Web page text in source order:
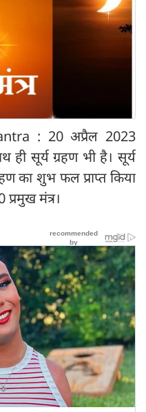
: 20 अप्रैल 2023
ही सूर्य ग्रहण भी है। सूर्य
का शुभ फल प्राप्त किया
मंत्र।